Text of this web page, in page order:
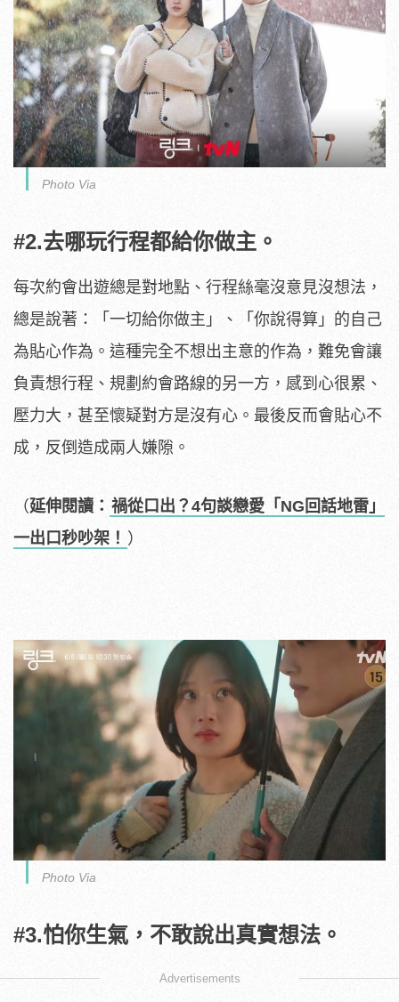
Photo Via
#2.去哪玩行程都給你做主。
每次約會出遊總是對地點、行程絲毫沒意見沒想法，
總是說著：「一切給你做主」、「你說得算」的自己
為貼心作為。這種完全不想出主意的作為，難免會讓
負責想行程、規劃約會路線的另一方，感到心很累、
壓力大，甚至懷疑對方是沒有心。最後反而會貼心不
成，反倒造成兩人嫌隙。
（延伸閱讀： 禍從口出？4句談戀愛「NG回話地雷」
一出口秒吵架！ ）
Photo Via
#3.怕你生氣，不敢說出真實想法。
Advertisements